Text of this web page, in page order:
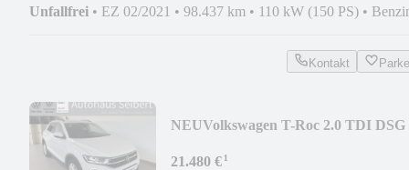
Unfallfrei • EZ 02/2021 • 98.437 km • 110 kW (150 PS) •
Kontakt
NEUVolkswagen T-Roc 2.0 TDI DSG
21.480 €¹